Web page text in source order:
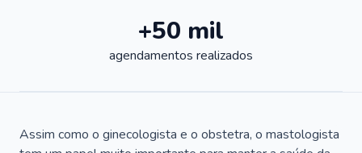
+50 mil
agendamentos realizados
Assim como o ginecologista e o obstetra, o mastologista